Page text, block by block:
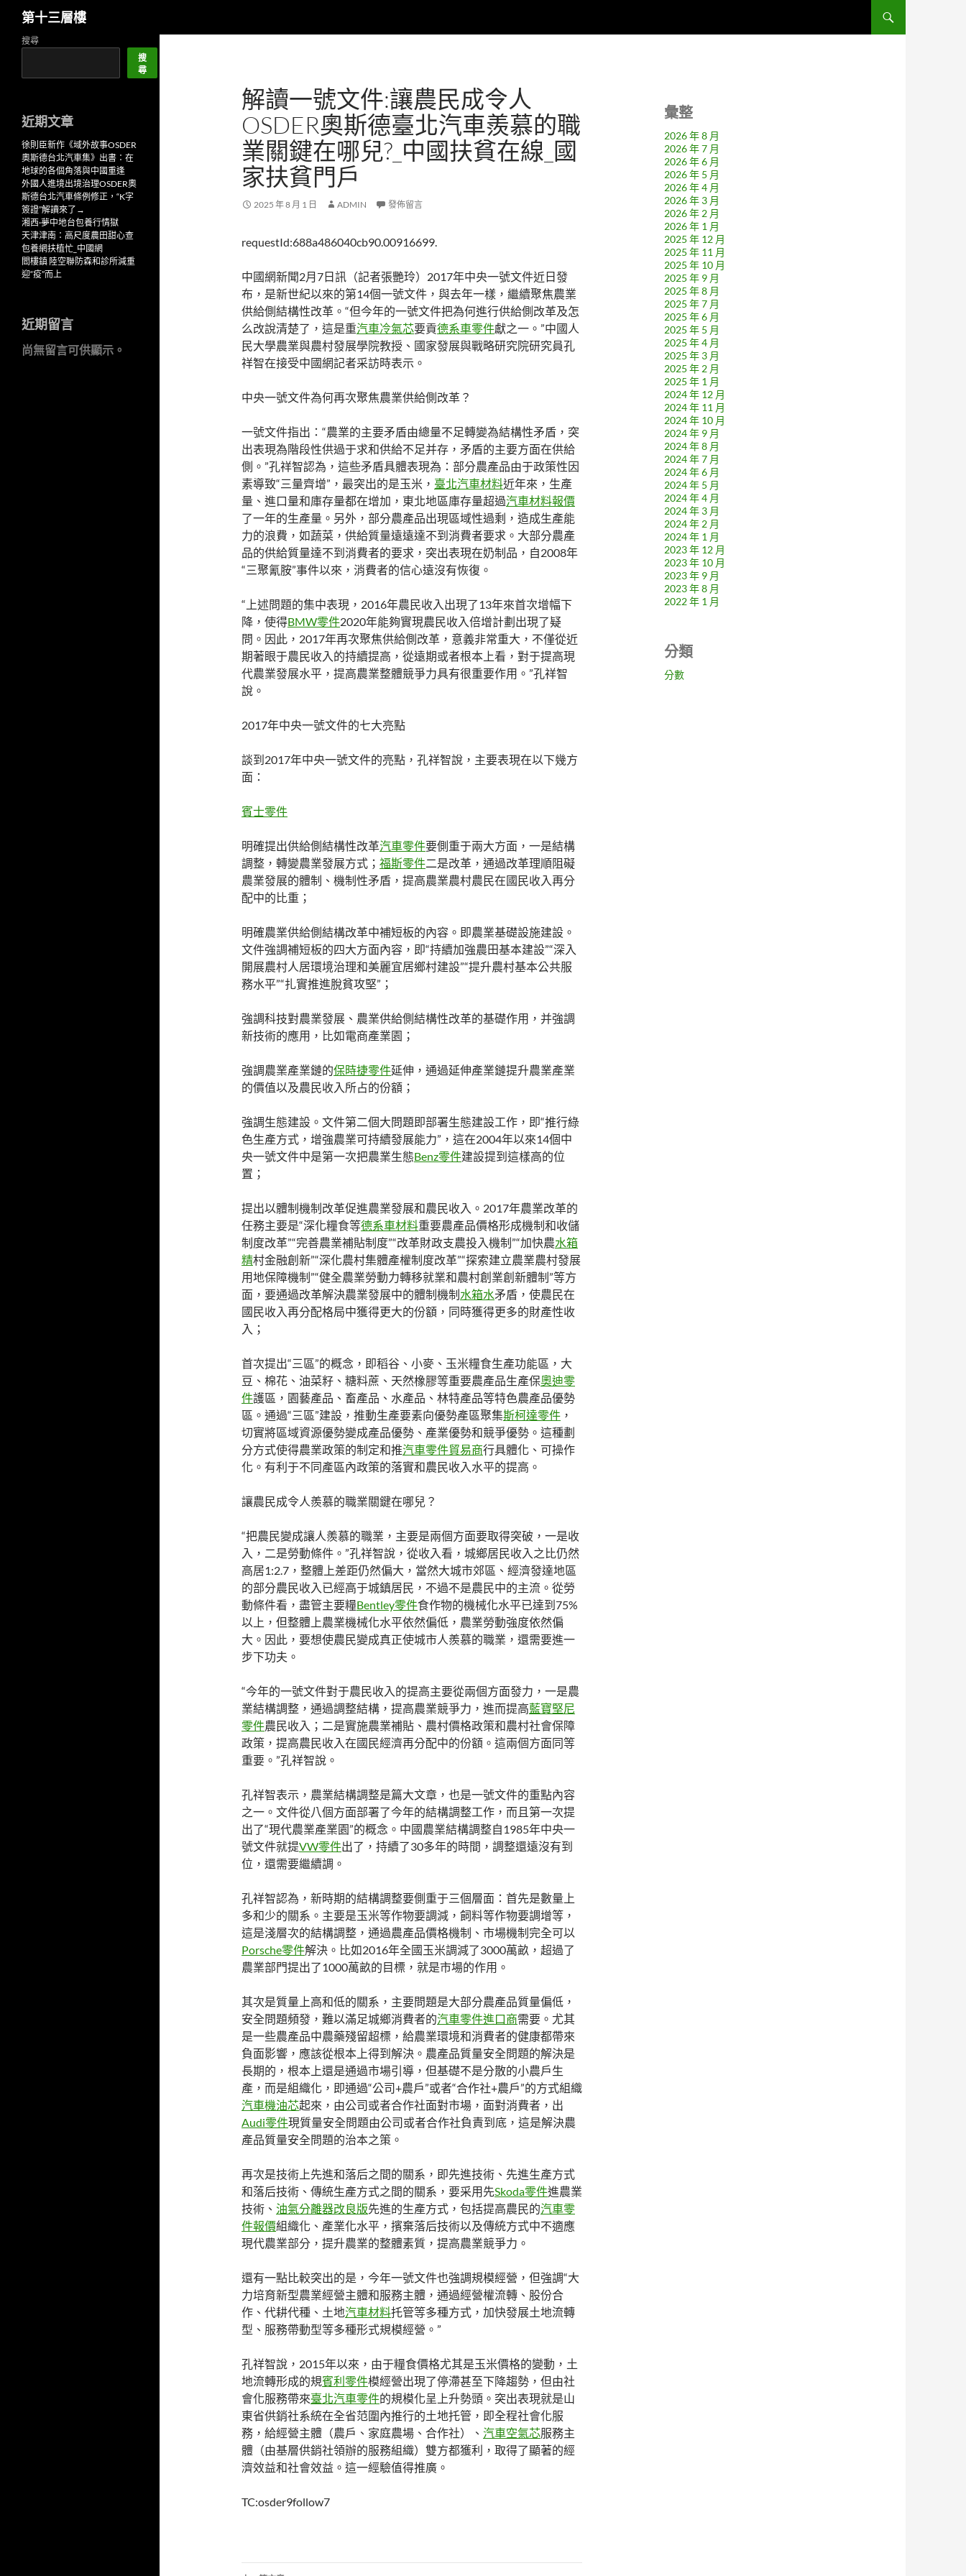
第十三層樓
解讀一號文件:讓農民成令人
OSDER奧斯德臺北汽車羨慕的職
業關鍵在哪兒?_中國扶貧在線_國
家扶貧門戶
2025 年 8 月 1 日 ADMIN 發佈留言
requestId:688a486040cb90.00916699.
中國網新聞2月7日訊（記者張艷玲）2017年中央一號文件近日發
布，是新世紀以來的第14個一號文件，與去年一樣，繼續聚焦農業
供給側結構性改革。“但今年的一號文件把為何進行供給側改革及怎
么改說清楚了，這是重汽車冷氣芯要貢德系車零件獻之一。”中國人
民大學農業與農村發展學院教授、國家發展與戰略研究院研究員孔
祥智在接受中國網記者采訪時表示。
中央一號文件為何再次聚焦農業供給側改革？
一號文件指出：“農業的主要矛盾由總量不足轉變為結構性矛盾，突
出表現為階段性供過于求和供給不足并存，矛盾的主要方面在供給
側。”孔祥智認為，這些矛盾具體表現為：部分農產品由于政策性因
素導致“三量齊增”，最突出的是玉米， 臺北汽車材料近年來，生產
量、進口量和庫存量都在增加，東北地區庫存量超過汽車材料報價
了一年的生產量。另外，部分農產品出現區域性過剩，造成生產能
力的浪費，如蔬菜，供給質量遠遠達不到消費者要求。大部分農產
品的供給質量達不到消費者的要求，突出表現在奶制品，自2008年
“三聚氰胺”事件以來，消費者的信心遠沒有恢復。
“上述問題的集中表現，2016年農民收入出現了13年來首次增幅下
降，使得BMW零件2020年能夠實現農民收入倍增計劃出現了疑
問。因此，2017年再次聚焦供給側改革，意義非常重大，不僅從近
期著眼于農民收入的持續提高，從遠期或者根本上看，對于提高現
代農業發展水平，提高農業整體競爭力具有很重要作用。”孔祥智
說。
2017年中央一號文件的七大亮點
談到2017年中央一號文件的亮點，孔祥智說，主要表現在以下幾方
面：
賓士零件
明確提出供給側結構性改革汽車零件要側重于兩大方面，一是結構
調整，轉變農業發展方式； 福斯零件二是改革，通過改革理順阻礙
農業發展的體制、機制性矛盾，提高農業農村農民在國民收入再分
配中的比重；
明確農業供給側結構改革中補短板的內容。即農業基礎設施建設。
文件強調補短板的四大方面內容，即“持續加強農田基本建設”“深入
開展農村人居環境治理和美麗宜居鄉村建設”“提升農村基本公共服
務水平”“扎實推進脫貧攻堅”；
強調科技對農業發展、農業供給側結構性改革的基礎作用，并強調
新技術的應用，比如電商產業園；
強調農業產業鏈的保時捷零件延伸，通過延伸產業鏈提升農業產業
的價值以及農民收入所占的份額；
強調生態建設。文件第二個大問題即部署生態建設工作，即“推行綠
色生產方式，增強農業可持續發展能力”，這在2004年以來14個中
央一號文件中是第一次把農業生態Benz零件建設提到這樣高的位
置；
提出以體制機制改革促進農業發展和農民收入。2017年農業改革的
任務主要是“深化糧食等德系車材料重要農產品價格形成機制和收儲
制度改革”“完善農業補貼制度”“改革財政支農投入機制”“加快農水箱
精村金融創新”“深化農村集體產權制度改革”“探索建立農業農村發展
用地保障機制”“健全農業勞動力轉移就業和農村創業創新體制”等方
面，要通過改革解決農業發展中的體制機制水箱水矛盾，使農民在
國民收入再分配格局中獲得更大的份額，同時獲得更多的財產性收
入；
首次提出“三區”的概念，即稻谷、小麥、玉米糧食生產功能區，大
豆、棉花、油菜籽、糖料蔗、天然橡膠等重要農產品生產保奧迪零
件護區，園藝產品、畜產品、水產品、林特產品等特色農產品優勢
區。通過“三區”建設，推動生產要素向優勢產區聚集斯柯達零件 ，
切實將區域資源優勢變成產品優勢、產業優勢和競爭優勢。這種劃
分方式使得農業政策的制定和推汽車零件貿易商行具體化、可操作
化。有利于不同產區內政策的落實和農民收入水平的提高。
讓農民成令人羨慕的職業關鍵在哪兒？
“把農民變成讓人羨慕的職業，主要是兩個方面要取得突破，一是收
入，二是勞動條件。”孔祥智說，從收入看，城鄉居民收入之比仍然
高居1:2.7，整體上差距仍然偏大，當然大城市郊區、經濟發達地區
的部分農民收入已經高于城鎮居民，不過不是農民中的主流。從勞
動條件看，盡管主要糧Bentley零件食作物的機械化水平已達到75%
以上，但整體上農業機械化水平依然偏低，農業勞動強度依然偏
大。因此，要想使農民變成真正使城市人羨慕的職業，還需要進一
步下功夫。
“今年的一號文件對于農民收入的提高主要從兩個方面發力，一是農
業結構調整，通過調整結構，提高農業競爭力，進而提高藍寶堅尼
零件農民收入；二是實施農業補貼、農村價格政策和農村社會保障
政策，提高農民收入在國民經濟再分配中的份額。這兩個方面同等
重要。”孔祥智說。
孔祥智表示，農業結構調整是篇大文章，也是一號文件的重點內容
之一。文件從八個方面部署了今年的結構調整工作，而且第一次提
出了“現代農業產業園”的概念。中國農業結構調整自1985年中央一
號文件就提VW零件出了，持續了30多年的時間，調整還遠沒有到
位，還需要繼續調。
孔祥智認為，新時期的結構調整要側重于三個層面：首先是數量上
多和少的關系。主要是玉米等作物要調減，飼料等作物要調增等，
這是淺層次的結構調整，通過農產品價格機制、市場機制完全可以
Porsche零件解決。比如2016年全國玉米調減了3000萬畝，超過了
農業部門提出了1000萬畝的目標，就是市場的作用。
其次是質量上高和低的關系，主要問題是大部分農產品質量偏低，
安全問題頻發，難以滿足城鄉消費者的汽車零件進口商需要。尤其
是一些農產品中農藥殘留超標，給農業環境和消費者的健康都帶來
負面影響，應該從根本上得到解決。農產品質量安全問題的解決是
長期的，根本上還是通過市場引導，但基礎不是分散的小農戶生
產，而是組織化，即通過“公司+農戶”或者“合作社+農戶”的方式組織
汽車機油芯起來，由公司或者合作社面對市場，面對消費者，出
Audi零件現質量安全問題由公司或者合作社負責到底，這是解決農
產品質量安全問題的治本之策。
再次是技術上先進和落后之間的關系，即先進技術、先進生產方式
和落后技術、傳統生產方式之間的關系，要采用先Skoda零件進農業
技術、 油氣分離器改良版先進的生產方式，包括提高農民的汽車零
件報價組織化、產業化水平，擯棄落后技術以及傳統方式中不適應
現代農業部分，提升農業的整體素質，提高農業競爭力。
還有一點比較突出的是，今年一號文件也強調規模經營，但強調“大
力培育新型農業經營主體和服務主體，通過經營權流轉、股份合
作、代耕代種、土地汽車材料托管等多種方式，加快發展土地流轉
型、服務帶動型等多種形式規模經營。”
孔祥智說，2015年以來，由于糧食價格尤其是玉米價格的變動，土
地流轉形成的規賓利零件模經營出現了停滯甚至下降趨勢，但由社
會化服務帶來臺北汽車零件的規模化呈上升勢頭。突出表現就是山
東省供銷社系統在全省范圍內推行的土地托管，即全程社會化服
務，給經營主體（農戶、家庭農場、合作社）、 汽車空氣芯服務主
體（由基層供銷社領辦的服務組織）雙方都獲利，取得了顯著的經
濟效益和社會效益。這一經驗值得推廣。
TC:osder9follow7
彙整
2026 年 8 月
2026 年 7 月
2026 年 6 月
2026 年 5 月
2026 年 4 月
2026 年 3 月
2026 年 2 月
2026 年 1 月
2025 年 12 月
2025 年 11 月
2025 年 10 月
2025 年 9 月
2025 年 8 月
2025 年 7 月
2025 年 6 月
2025 年 5 月
2025 年 4 月
2025 年 3 月
2025 年 2 月
2025 年 1 月
2024 年 12 月
2024 年 11 月
2024 年 10 月
2024 年 9 月
2024 年 8 月
2024 年 7 月
2024 年 6 月
2024 年 5 月
2024 年 4 月
2024 年 3 月
2024 年 2 月
2024 年 1 月
2023 年 12 月
2023 年 10 月
2023 年 9 月
2023 年 8 月
2022 年 1 月
分類
分數
搜尋
搜
尋
近期文章
徐則臣新作《域外故事OSDER
奧斯德台北汽車集》出書：在
地球的各個角落與中國重逢
外國人進境出境治理OSDER奧
斯德台北汽車條例修正，“K字
簽證”解讀來了→
湘西·夢中地台包養行情獄
天津津南：高尺度農田甜心查
包養網扶植忙_中國網
閻樓鎮 陸空聯防森和診所減重
迎“疫”而上
近期留言
尚無留言可供顯示。